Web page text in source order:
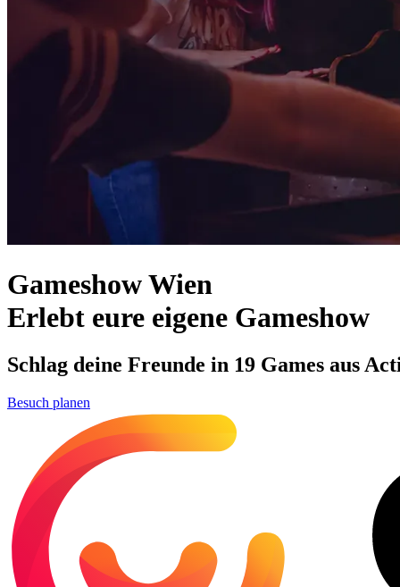
Gameshow Wien
Erlebt eure eigene Gameshow
Schlag deine Freunde in 19 Games aus
Besuch planen